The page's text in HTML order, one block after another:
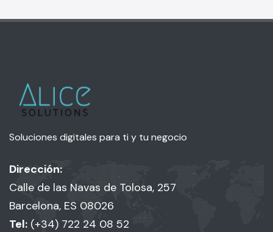
Soluciones digitales para ti y tu negocio
Dirección:
Calle de las Navas de Tolosa, 257
Barcelona, ES 08026
Tel: (+34) 722 24 08 52